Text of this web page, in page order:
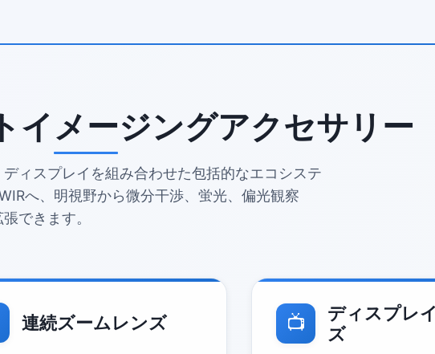
イメージングアクセサリー
ィスプレイを組み合わせた包括的なエコシステ
へ、明視野から微分干渉、蛍光、偏光観察
できます。
連続ズームレンズ 📺
ディスプレ
ズ